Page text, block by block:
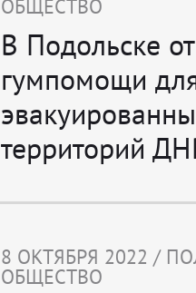
ОБЩЕСТВО
В Подольске
гумпомощи
территорий
8 ОКТЯБРЯ 2022 /
ОБЩЕСТВО